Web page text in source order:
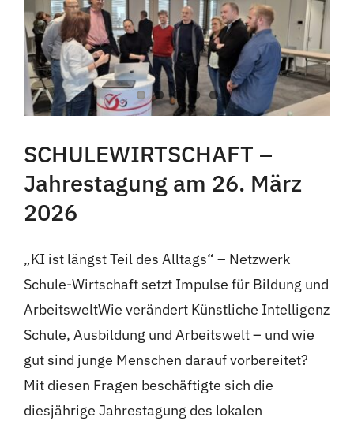
SCHULEWIRTSCHAFT –
Jahrestagung am 26. März
2026
„KI ist längst Teil des Alltags“ – Netzwerk
Schule-Wirtschaft setzt Impulse für Bildung und
ArbeitsweltWie verändert Künstliche Intelligenz
Schule, Ausbildung und Arbeitswelt – und wie
gut sind junge Menschen darauf vorbereitet?
Mit diesen Fragen beschäftigte sich die
diesjährige Jahrestagung des lokalen